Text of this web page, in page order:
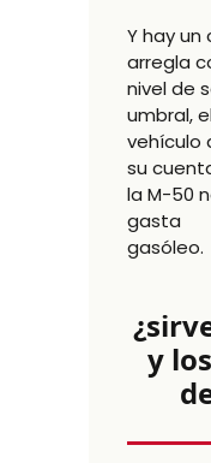
Y hay un
arregla
nivel de
umbral,
vehículo
su
la M-50
gasta
gasóleo.
y